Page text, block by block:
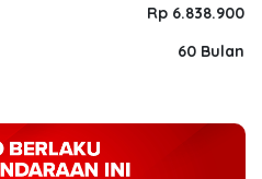
Rp 6.838.900
60 Bulan